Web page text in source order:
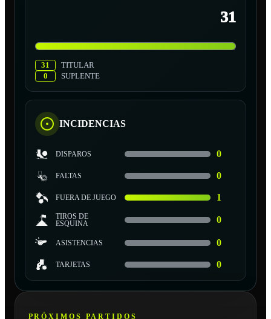
31
31
TITULAR
0
SUPLENTE
INCIDENCIAS
DISPAROS 0
FALTAS 0
FUERA DE JUEGO 1
TIROS DE
ESQUINA
0
ASISTENCIAS 0
TARJETAS 0
PRÓXIMOS PARTIDOS